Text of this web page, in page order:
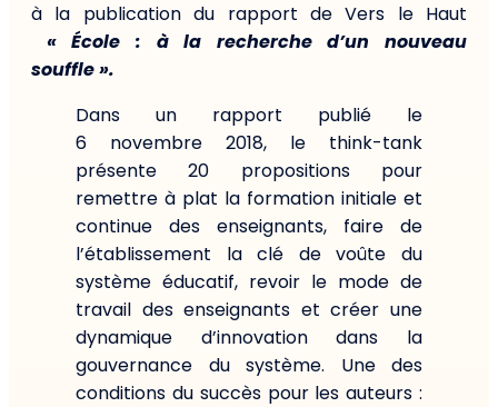
à la publication du rapport de Vers le Haut
« École : à la recherche d’un nouveau
souffle ».
Dans un rapport publié le
6 novembre 2018, le think-tank
présente 20 propositions pour
remettre à plat la formation initiale et
continue des enseignants, faire de
l’établissement la clé de voûte du
système éducatif, revoir le mode de
travail des enseignants et créer une
dynamique d’innovation dans la
gouvernance du système. Une des
conditions du succès pour les auteurs :